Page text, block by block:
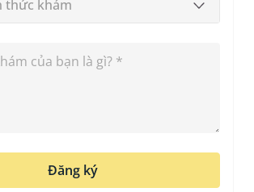
thức khám
Đăng ký